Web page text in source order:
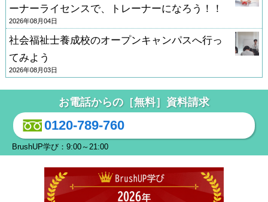
ーナーライセンスで、トレーナーになろう！！
2026年08月04日
社会福祉士養成校のオープンキャンパスへ行っ
てみよう
2026年08月03日
お電話からの［無料］資料請求
0120-789-760
BrushUP学び：9:00～21:00